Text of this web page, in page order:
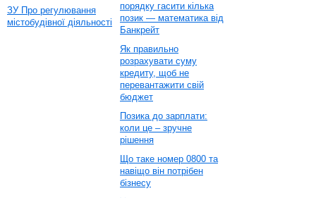
ЗУ Про регулювання
містобудівної діяльності
порядку гасити кілька
позик — математика від
Банкрейт
Як правильно
розрахувати суму
кредиту, щоб не
перевантажити свій
бюджет
Позика до зарплати:
коли це – зручне
рішення
Що таке номер 0800 та
навіщо він потрібен
бізнесу